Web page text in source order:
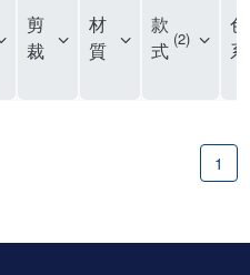
剪
裁
材
質
款
式 2
色
系
1